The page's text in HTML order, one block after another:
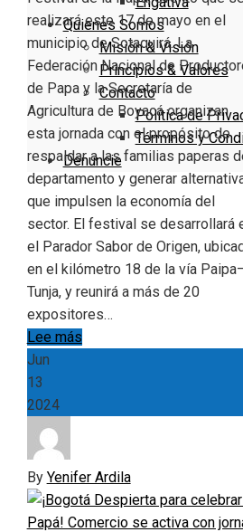
Quienes Somos
Misión & Visión
Principios & Valores
Contacto
Política de
Términos y
Denuncie
realizará este 17 de mayo en el
municipio de Sotaquirá. La
Federación Nacional de
de Papa y la Secretaría de
Agricultura de Boyacá organizan
esta jornada con el propósito de
respaldar a las familias paperas
departamento y generar
que impulsen la economía del
sector. El festival se desarrollará
el Parador Sabor de Origen,
en el kilómetro 18 de la vía
Tunja, y reunirá a más de 20
expositores…
Lee más
Jun
13
2024
By Yenifer Ardila